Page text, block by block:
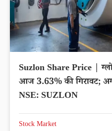
Suzlon Share Price |
आज 3.63% की गिरावट;
NSE: SUZLON
Stock Market